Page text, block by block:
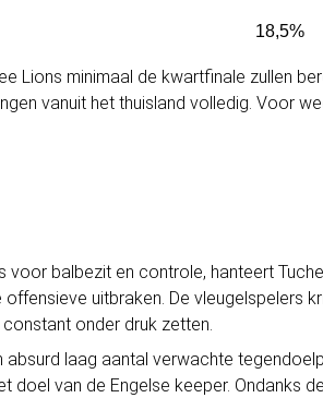
18,5%
Lions minimaal de kwartfinale zullen
vanuit het thuisland volledig. Voor
balbezit en controle, hanteert
uitbraken. De vleugelspelers
onder druk zetten.
laag aantal verwachte
doel van de Engelse keeper. Ondanks